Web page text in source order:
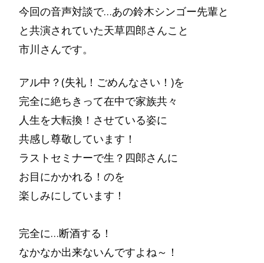
今回の音声対談で…あの鈴木シンゴー先輩と
と共演されていた天草四郎さんこと
市川さんです。
アル中？(失礼！ごめんなさい！)を
完全に絶ちきって在中で家族共々
人生を大転換！させている姿に
共感し尊敬しています！
ラストセミナーで生？四郎さんに
お目にかかれる！のを
楽しみにしています！
完全に…断酒する！
なかなか出来ないんですよね～！